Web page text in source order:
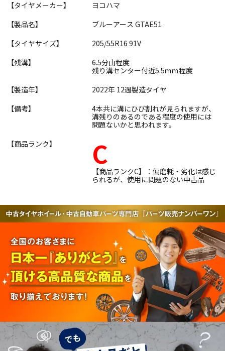
【タイヤメーカー】
ヨコハマ
【製品名】
ブルーアース GTAE51
【タイヤサイズ】
205/55R16 91V
【残溝】
6.5分山程度
残り溝センター付近5.5ｍｍ程度
【製造年】
2022年 12週製造タイヤ
【備考】
4本共に溝にひび割れが見られますが、
溝残りのあるのである程度の使用には
問題ないかと思われます。
【商品ランク】
C
【商品ランクC】：偏磨耗・劣化は感じ
られるが、使用に問題のない中古品